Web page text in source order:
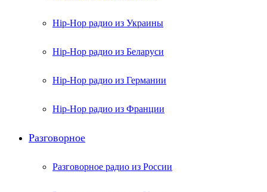
Hip-Hop радио из Украины
Hip-Hop радио из Беларуси
Hip-Hop радио из Германии
Hip-Hop радио из Франции
Разговорное
Разговорное радио из России